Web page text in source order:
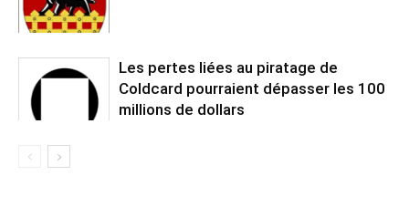
Les pertes liées au piratage de
Coldcard pourraient dépasser les 100
millions de dollars